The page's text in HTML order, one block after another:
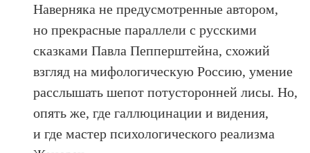
Наверняка не предусмотренные автором,
но прекрасные параллели с русскими
сказками Павла Пепперштейна, схожий
взгляд на мифологическую Россию, умение
расслышать шепот потусторонней лисы. Но,
опять же, где галлюцинации и видения,
и где мастер психологического реализма